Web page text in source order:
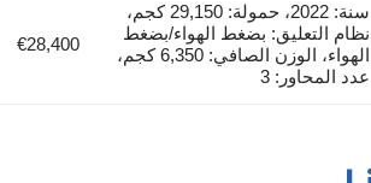
سنة: 2022، حمولة: 29,150 كجم،
نظام التعليق: بضغط الهواء/بضغط
الهواء، الوزن الصافي: 6,350 كجم،
عدد المحاور: 3
€28,400